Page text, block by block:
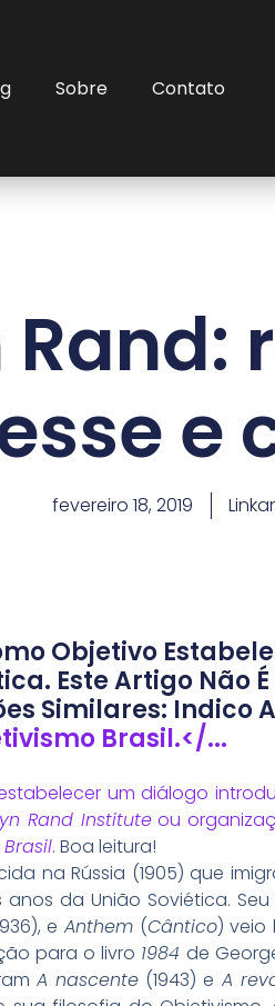
Sobre Contato
e
fevereiro 18, 2019
Objetivo
Este Artigo Não
Similares: Indico
Brasil.</...
um diálogo
Rand Instituteou
. Boa leitura!
na Rússia (1905) que
da União Soviética.
eAnthem (Cântico) veio
para o livro 1984 de
A nascente (1943) e A